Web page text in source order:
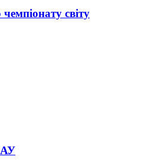
світу